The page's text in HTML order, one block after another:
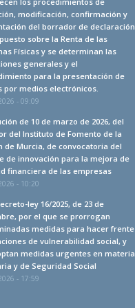
modificación, confirmación y
del borrador de declaración
sobre la Renta de las
Físicas y se determinan las
generales y el
para la presentación de
por medios electrónicos.
- 09:09
de 10 de marzo de 2026, del
del Instituto de Fomento de la
de Murcia, de convocatoria del
de innovación para la mejora de
financiera de las empresas
- 10:20
ley 16/2025, de 23 de
por el que se prorrogan
medidas para hacer frente
de vulnerabilidad social, y
medidas urgentes en materia
y de Seguridad Social
- 17:59